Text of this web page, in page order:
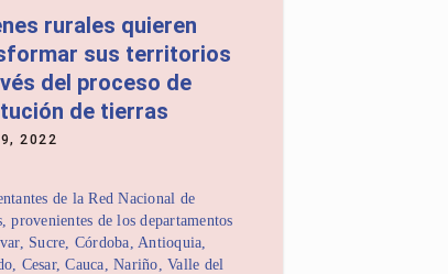
rurales quieren
sus territorios
del proceso de
de tierras
2022
de la Red Nacional de
provenientes de los departamentos
Sucre, Córdoba, Antioquia,
Cesar, Cauca, Nariño, Valle del
Barranquilla con “Legados
en establecimientos
tendrá su estreno